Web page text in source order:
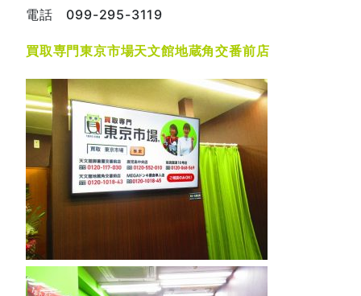
電話 099-295-3119
買取専門東京市場天文館地蔵角交番前店